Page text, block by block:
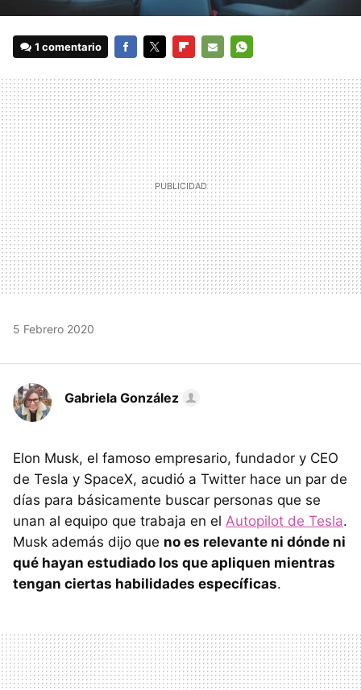
1 comentario
MAIL
5 Febrero 2020
Gabriela González
Elon Musk, el famoso empresario, fundador y CEO
de Tesla y SpaceX, acudió a Twitter hace un par de
días para básicamente buscar personas que se
unan al equipo que trabaja en el Autopilot de Tesla.
Musk además dijo que no es relevante ni dónde ni
qué hayan estudiado los que apliquen mientras
tengan ciertas habilidades específicas.